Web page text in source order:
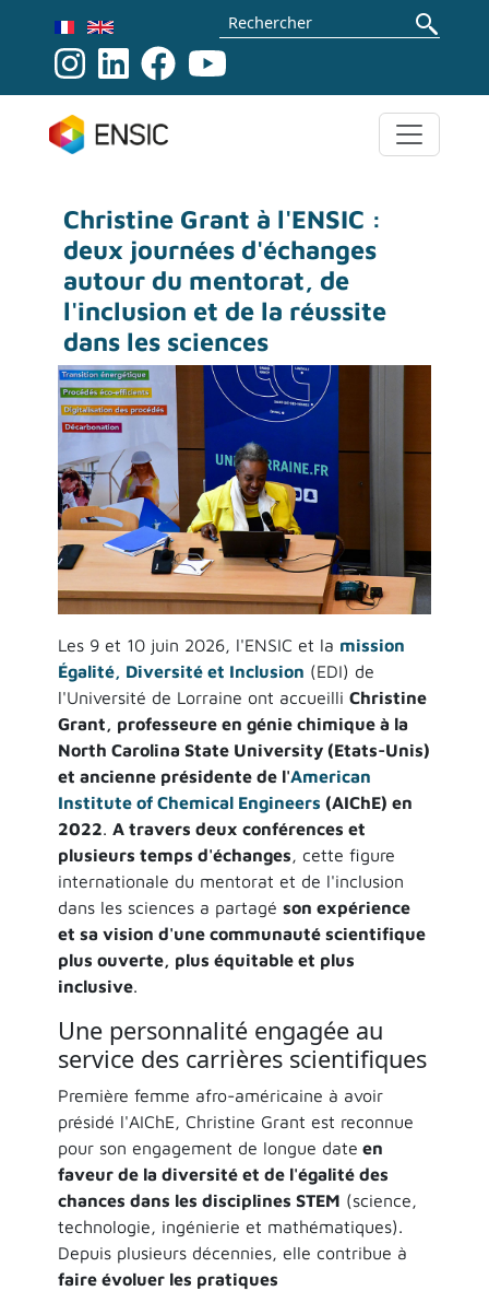
Aller au contenu principalRechercher
Christine Grant à l'ENSIC :
deux journées d'échanges
autour du mentorat, de
l'inclusion et de la réussite
dans les sciences
Les 9 et 10 juin 2026, l'ENSIC et la mission
Égalité, Diversité et Inclusion (EDI) de
l'Université de Lorraine ont accueilli Christine
Grant, professeure en génie chimique à la
North Carolina State University (Etats-Unis)
et ancienne présidente de l'American
Institute of Chemical Engineers (AIChE) en
2022. A travers deux conférences et
plusieurs temps d'échanges, cette figure
internationale du mentorat et de l'inclusion
dans les sciences a partagé son expérience
et sa vision d'une communauté scientifique
plus ouverte, plus équitable et plus
inclusive.
Une personnalité engagée au
service des carrières scientifiques
Première femme afro-américaine à avoir
présidé l'AIChE, Christine Grant est reconnue
pour son engagement de longue date en
faveur de la diversité et de l'égalité des
chances dans les disciplines STEM (science,
technologie, ingénierie et mathématiques).
Depuis plusieurs décennies, elle contribue à
faire évoluer les pratiques